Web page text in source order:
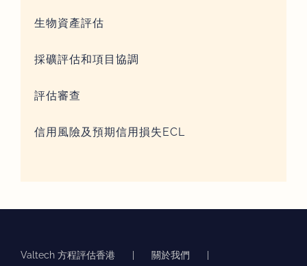
生物資產評估
採礦評估和項目協調
評估審查
信用風險及預期信用損失ECL
Valtech 方程評估香港 關於我們